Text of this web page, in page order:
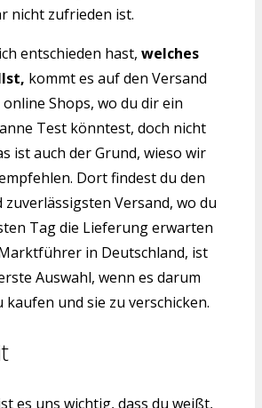
nicht zufrieden ist.
entschieden hast, welches
kommt es auf den Versand
Shops, wo du dir ein
Test könntest, doch nicht
ist auch der Grund, wieso wir
Dort findest du den
Versand, wo du
Tag die Lieferung erwarten
in Deutschland, ist
Auswahl, wenn es darum
kaufen und sie zu verschicken.
es uns wichtig, dass du weißt,